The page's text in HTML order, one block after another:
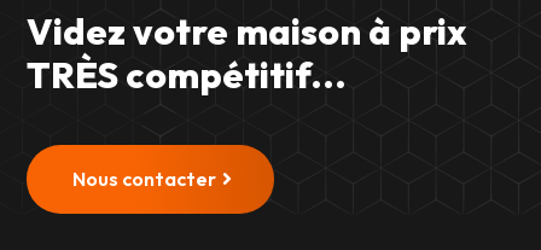
Videz votre maison à prix
TRÈS compétitif...
Nous contacter